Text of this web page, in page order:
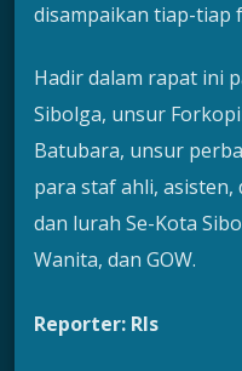
disampaikan tiap-tiap
Hadir dalam rapat ini
Sibolga, unsur
Batubara, unsur
para staf ahli, asisten,
dan lurah Se-Kota
Wanita, dan GOW.
Reporter: Rls